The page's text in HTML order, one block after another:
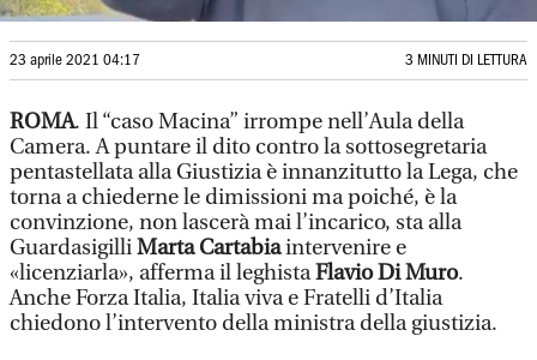
23 aprile 2021 04:17 3 MINUTI DI LETTURA
ROMA. Il “caso Macina” irrompe nell’Aula della
Camera. A puntare il dito contro la sottosegretaria
pentastellata alla Giustizia è innanzitutto la Lega, che
torna a chiederne le dimissioni ma poiché, è la
convinzione, non lascerà mai l’incarico, sta alla
GuardasigilliMarta Cartabiaintervenire e
«licenziarla», afferma il leghistaFlavio Di Muro.
Anche Forza Italia, Italia viva e Fratelli d’Italia
chiedono l’intervento della ministra della giustizia.